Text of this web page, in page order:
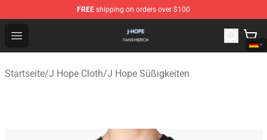
FREE shipping on orders over $100
Open menu
J Hope Shop - Official J Hope Merchandise Store
Startseite/J Hope Cloth/J Hope Süßigkeiten